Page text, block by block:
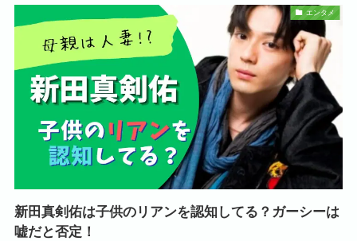
エンタメ
新田真剣佑は子供のリアンを認知してる？ガーシーは
嘘だと否定！